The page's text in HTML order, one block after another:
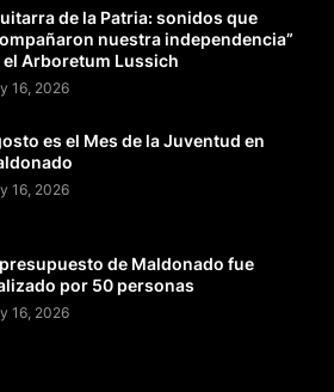
de la Patria: sonidos que
nuestra independencia”
el Arboretum Lussich
16, 2026
es el Mes de la Juventud en
16, 2026
de Maldonado fue
por 50 personas
16, 2026